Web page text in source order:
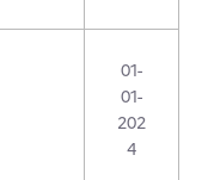
01-
01-
202
4